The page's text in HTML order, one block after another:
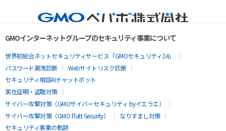
GMOインターネットグループのセキュリティ事業について
世界初総合ネットセキュリティサービス「GMOセキュリティ24」
パスワード漏洩診断
Webサイトリスク診断
セキュリティ相談AIチャットボット
実在証明・盗聴対策
サイバー攻撃対策（GMOサイバーセキュリティ byイエラエ）
サイバー攻撃対策（GMO Flatt Security）
なりすまし対策
セキュリティ事業の軌跡